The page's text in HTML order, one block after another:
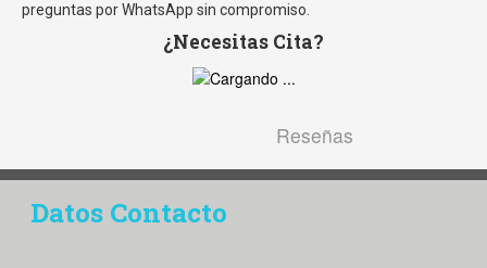
preguntas por WhatsApp sin compromiso.
¿Necesitas Cita?
Reseñas
Datos Contacto